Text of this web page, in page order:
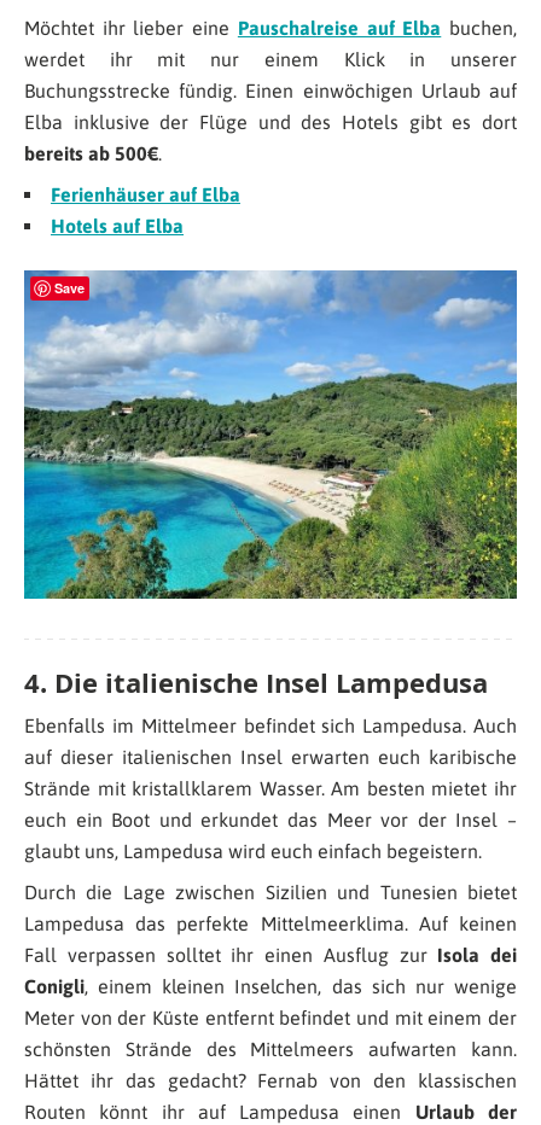
Möchtet ihr lieber eine Pauschalreise auf Elba buchen,
werdet ihr mit nur einem Klick in unserer
Buchungsstrecke fündig. Einen einwöchigen Urlaub auf
Elba inklusive der Flüge und des Hotels gibt es dort
bereits ab 500€.
Ferienhäuser auf Elba
Hotels auf Elba
Save
4. Die italienische Insel Lampedusa
Ebenfalls im Mittelmeer befindet sich Lampedusa. Auch
auf dieser italienischen Insel erwarten euch karibische
Strände mit kristallklarem Wasser. Am besten mietet ihr
euch ein Boot und erkundet das Meer vor der Insel –
glaubt uns, Lampedusa wird euch einfach begeistern.
Durch die Lage zwischen Sizilien und Tunesien bietet
Lampedusa das perfekte Mittelmeerklima. Auf keinen
Fall verpassen solltet ihr einen Ausflug zur Isola dei
Conigli, einem kleinen Inselchen, das sich nur wenige
Meter von der Küste entfernt befindet und mit einem der
schönsten Strände des Mittelmeers aufwarten kann.
Hättet ihr das gedacht? Fernab von den klassischen
Routen könnt ihr auf Lampedusa einen Urlaub der